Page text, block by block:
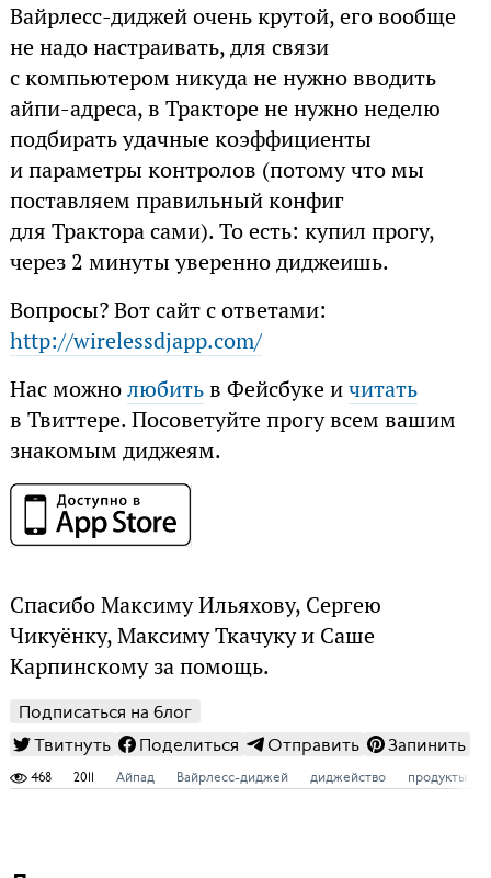
Вайрлесс-диджей очень крутой, его вообще
не надо настраивать, для связи
с компьютером никуда не нужно вводить
айпи-адреса, в Тракторе не нужно неделю
подбирать удачные коэффициенты
и параметры контролов (потому что мы
поставляем правильный конфиг
для Трактора сами). То есть: купил прогу,
через 2 минуты уверенно диджеишь.
Вопросы? Вот сайт с ответами:
http://wirelessdjapp.com/
Нас можнолюбитьв Фейсбуке ичитать
в Твиттере. Посоветуйте прогу всем вашим
знакомым диджеям.
Спасибо Максиму Ильяхову, Сергею
Чикуёнку, Максиму Ткачуку и Саше
Карпинскому за помощь.
Подписаться на блог
Твитнуть
Поделиться Отправить Запинить
468 2011 Айпад Вайрлесс-диджей диджейство продукты